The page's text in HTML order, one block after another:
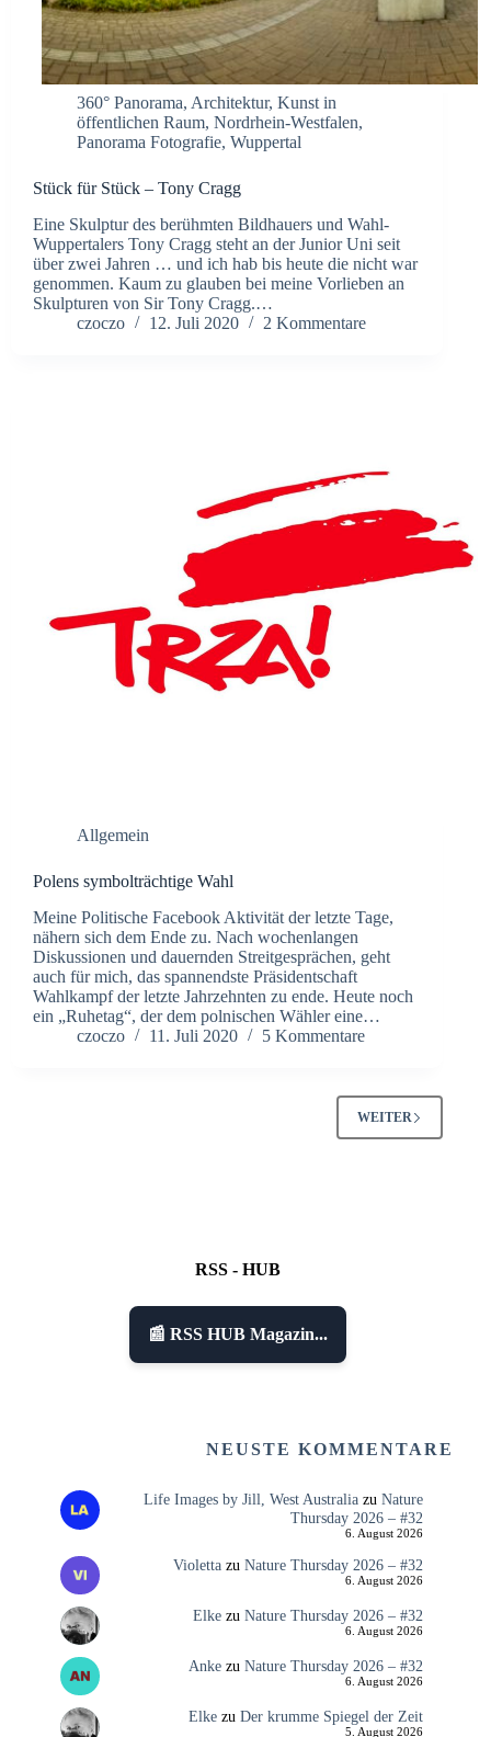
360° Panorama, Architektur, Kunst in
öffentlichen Raum, Nordrhein-Westfalen,
Panorama Fotografie, Wuppertal
Stück für Stück – Tony Cragg
Eine Skulptur des berühmten Bildhauers und Wahl-
Wuppertalers Tony Cragg steht an der Junior Uni seit
über zwei Jahren … und ich hab bis heute die nicht war
genommen. Kaum zu glauben bei meine Vorlieben an
Skulpturen von Sir Tony Cragg.…
czoczo
12. Juli 2020 2 Kommentare
Allgemein
Polens symbolträchtige Wahl
Meine Politische Facebook Aktivität der letzte Tage,
nähern sich dem Ende zu. Nach wochenlangen
Diskussionen und dauernden Streitgesprächen, geht
auch für mich, das spannendste Präsidentschaft
Wahlkampf der letzte Jahrzehnten zu ende. Heute noch
ein „Ruhetag“, der dem polnischen Wähler eine…
czoczo
11. Juli 2020 5 Kommentare
WEITER
RSS - HUB
📰 RSS HUB Magazin...
NEUSTE KOMMENTARE
Life Images by Jill, West Australiazu Nature
Thursday 2026 – #32
6. August 2026
Violettazu Nature Thursday 2026 – #32
6. August 2026
Elkezu Nature Thursday 2026 – #32
6. August 2026
Ankezu Nature Thursday 2026 – #32
6. August 2026
Elkezu Der krumme Spiegel der Zeit
5. August 2026